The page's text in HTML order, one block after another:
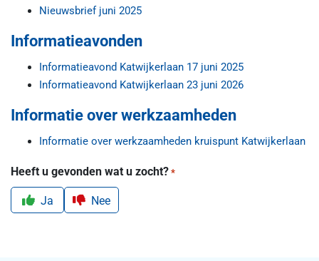
Nieuwsbrief juni 2025
Informatieavonden
Informatieavond Katwijkerlaan 17 juni 2025
Informatieavond Katwijkerlaan 23 juni 2026
Informatie over werkzaamheden
Informatie over werkzaamheden kruispunt Katwijkerlaan
Heeft u gevonden wat u zocht? *
Ja Nee